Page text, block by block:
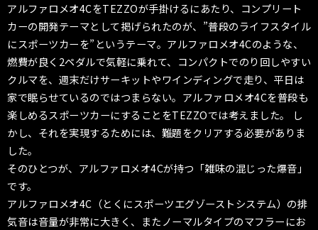
アルファロメオ4CをTEZZOが手掛けるにあたり、コンプリート
カーの開発テーマとして掲げられたのが、”普段のライフスタイル
にスポーツカーを”というテーマ。アルファロメオ4Cのような、
燃費が良く2ペダルで気軽に乗れて、コンパクトでのり回しやすい
クルマを、週末だけサーキットやワインディングで走り、平日は
家で眠らせているのではつまらない。アルファロメオ4Cを普段も
楽しめるスポーツカーにすることをTEZZOでは考えました。 し
かし、それを実現するためには、難題をクリアする必要がありま
した。
そのひとつが、アルファロメオ4Cが持つ「雑味の混じった爆音」
です。
アルファロメオ4C（とくにスポーツエグゾーストシステム）の排
気音は音量が非常に大きく、またノーマルタイプのマフラーにお